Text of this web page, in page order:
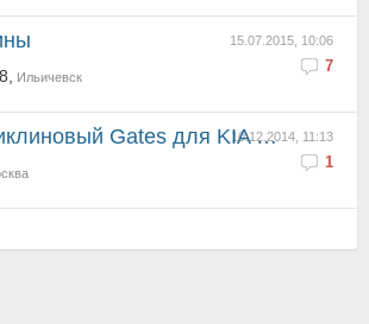
15.07.2015, 10:06
7
Ильичевск
10.12.2014, 11:13
1
Gates для KIA Mohave